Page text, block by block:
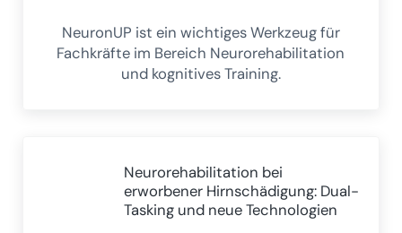
NeuronUP ist ein wichtiges Werkzeug für
Fachkräfte im Bereich Neurorehabilitation
und kognitives Training.
Neurorehabilitation bei
erworbener Hirnschädigung: Dual-
Tasking und neue Technologien